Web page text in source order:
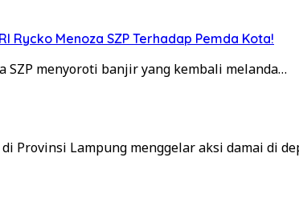
Rycko Menoza SZP Terhadap Pemda Kota!
SZP menyoroti banjir yang kembali melanda…
Provinsi Lampung menggelar aksi damai di